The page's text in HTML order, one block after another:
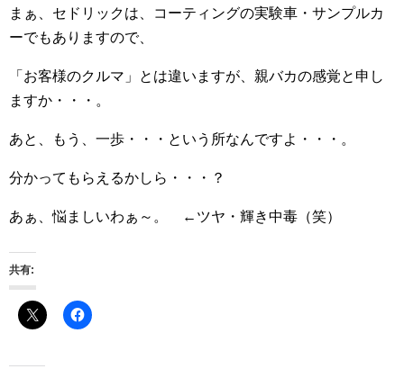
まぁ、セドリックは、コーティングの実験車・サンプルカ
ーでもありますので、
「お客様のクルマ」とは違いますが、親バカの感覚と申し
ますか・・・。
あと、もう、一歩・・・という所なんですよ・・・。
分かってもらえるかしら・・・？
あぁ、悩ましいわぁ～。 ←ツヤ・輝き中毒（笑）
共有: